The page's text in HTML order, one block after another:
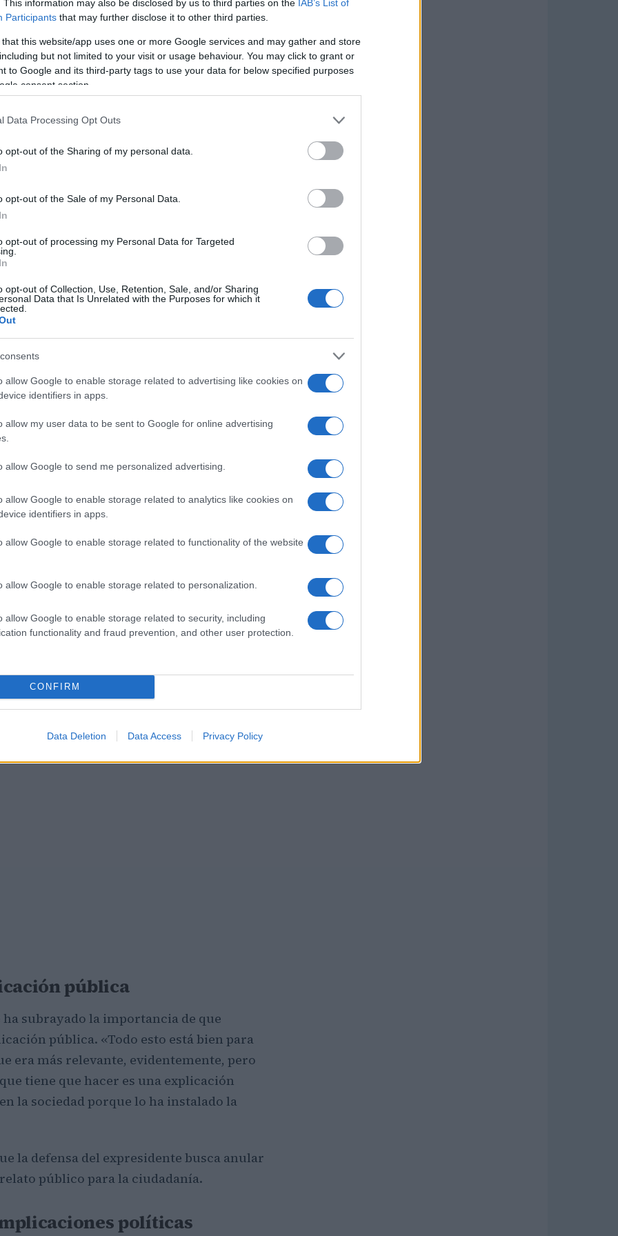
This information may also be disclosed by us to third parties on the IAB’s List of
Participants that may further disclose it to other third parties.
that this website/app uses one or more Google services and may gather and store
but not limited to your visit or usage behaviour. You may click to grant or
to Google and its third-party tags to use your data for below specified purposes
consent section.
Data Processing Opt Outs
opt-out of the Sharing of my personal data.
opt-out of the Sale of my Personal Data.
opt-out of processing my Personal Data for Targeted
opt-out of Collection, Use, Retention, Sale, and/or Sharing
Data that Is Unrelated with the Purposes for which it
allow Google to enable storage related to advertising like cookies on
identifiers in apps.
allow my user data to be sent to Google for online advertising
allow Google to send me personalized advertising.
allow Google to enable storage related to analytics like cookies on
identifiers in apps.
allow Google to enable storage related to functionality of the website
allow Google to enable storage related to personalization.
allow Google to enable storage related to security, including
functionality and fraud prevention, and other user protection.
CONFIRM
Data Deletion Data Access Privacy Policy
su perspectiva sobre esta estrategia en
de la prueba obtenida en otro país,
anulada. «Es muy difícil de
no valdría absolutamente para condenar
vaya a valer porque se ha hecho en
obtenida en el extranjero
de la prueba, mediante la
fundamentales. «Es un derecho
España no se puede», ha explicado.
habido casos en los que las
han llevado a absueltos, incluso en
trayectoria de personas que se han librado
ilícita de pruebas. «Hay mucha,
de escándalos muy graves», ha
pública
subrayado la importancia de que
pública. «Todo esto está bien para
era más relevante, evidentemente, pero
tiene que hacer es una explicación
la sociedad porque lo ha instalado la
la defensa del expresidente busca anular
público para la ciudadanía.
políticas